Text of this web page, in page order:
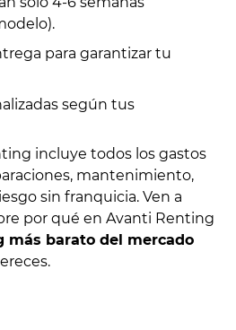
para garantizar tu
según tus
incluye todos los gastos
mantenimiento,
sin franquicia. Ven a
por qué en Avanti Renting
más barato del mercado